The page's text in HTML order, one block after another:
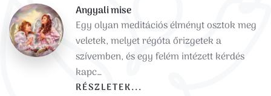
Angyali mise
Egy olyan meditációs élményt osztok meg
veletek, melyet régóta őrizgetek a
szívemben, és egy felém intézett kérdés
kapc…
RÉSZLETEK...